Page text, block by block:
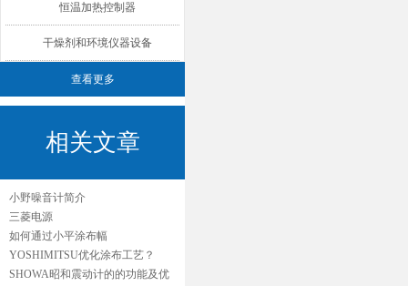
恒温加热控制器
干燥剂和环境仪器设备
查看更多
相关文章
小野噪音计简介
三菱电源
如何通过小平涂布幅
YOSHIMITSU优化涂布工艺？
SHOWA昭和震动计的的功能及优